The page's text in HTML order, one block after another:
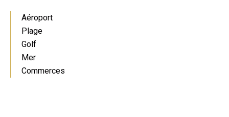
Aéroport
Plage
Golf
Mer
Commerces